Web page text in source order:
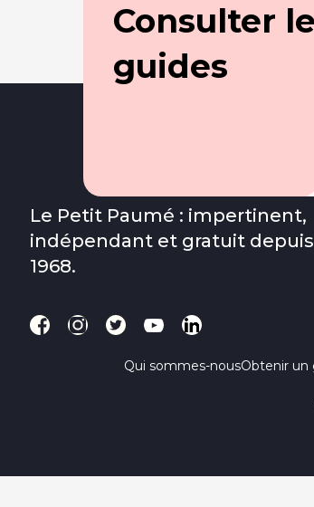
Consulter
guides
Le Petit Paumé : impertinent,
indépendant et gratuit depuis
1968.
Qui sommes-nousObtenir un